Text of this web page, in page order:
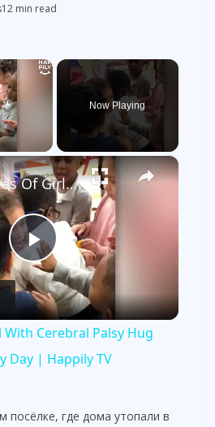
12 min read
×
Now Playing
×
P
l
a
y
Classmates Of Girl With Cerebral Palsy Hug Her Goodbye Every Day | Happily TV
Cerebral Palsy Hug
Day | Happily TV
где дома утопали в